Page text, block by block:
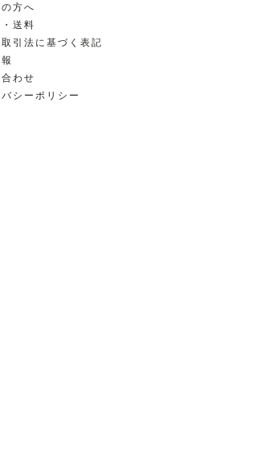
方へ
送料
引法に基づく表記
わせ
シーポリシー